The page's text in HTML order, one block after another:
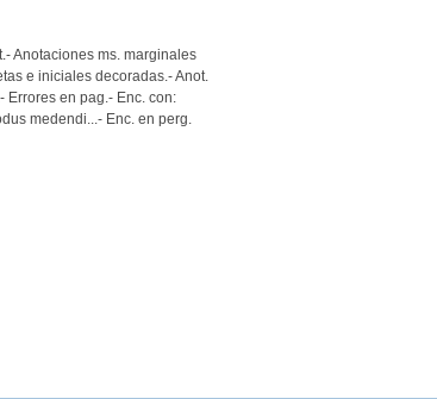
Anotaciones ms. marginales
e iniciales decoradas.- Anot.
Errores en pag.- Enc. con:
medendi...- Enc. en perg.